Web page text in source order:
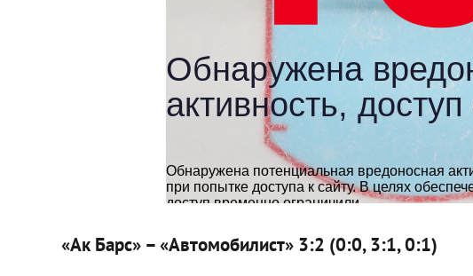
«Ак Барс» – «Автомобилист» 3:2 (0:0, 3:1, 0:1)